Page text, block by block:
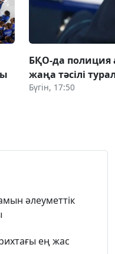
БҚО-да полиция
жаңа тәсілі
Бүгін, 17:50
әлеуметтік
ең жас